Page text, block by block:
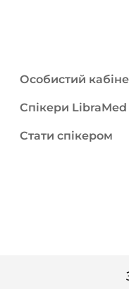
важливо
Особистий
Спікери LibraMed
Стати спікером